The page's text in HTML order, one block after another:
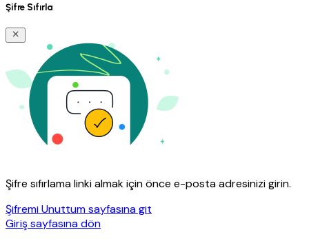
Şifre Sıfırla
Şifre sıfırlama linki almak için önce e-posta adresinizi girin.
Şifremi Unuttum sayfasına git
Giriş sayfasına dön